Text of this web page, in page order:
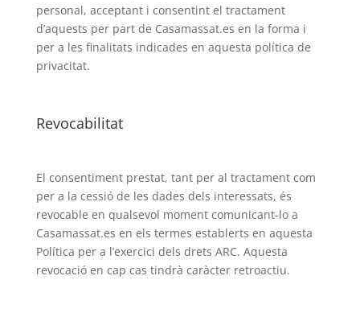
personal, acceptant i consentint el tractament
d’aquests per part de Casamassat.es en la forma i
per a les finalitats indicades en aquesta política de
privacitat.
Revocabilitat
El consentiment prestat, tant per al tractament com
per a la cessió de les dades dels interessats, és
revocable en qualsevol moment comunicant-lo a
Casamassat.es en els termes establerts en aquesta
Política per a l’exercici dels drets ARC. Aquesta
revocació en cap cas tindrà caràcter retroactiu.